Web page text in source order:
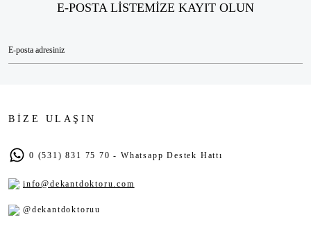
E-POSTA LİSTEMİZE KAYIT OLUN
BİZE ULAŞIN
0 (531) 831 75 70 - Whatsapp Destek Hattı
info@dekantdoktoru.com
@dekantdoktoruu